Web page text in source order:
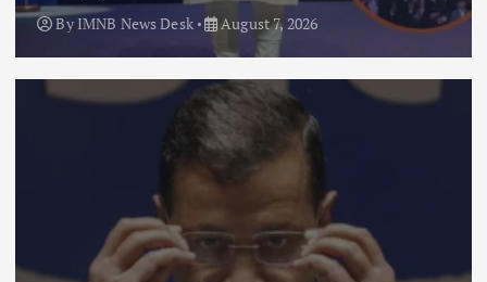
By IMNB News Desk August 7, 2026